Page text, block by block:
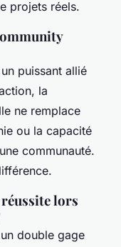
projets réels.
puissant allié
la
ne remplace
ou la capacité
communauté.
lors
double gage